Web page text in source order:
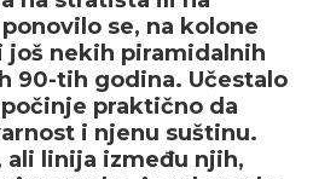
se, na kolone
još nekih piramidalnih
90-tih godina. Učestalo
praktično da
i njenu suštinu.
ali linija između njih,